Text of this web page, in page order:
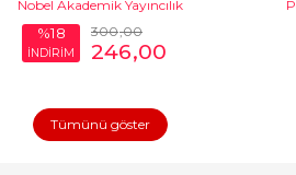
Nobel Akademik Yayıncılık
%18
İNDİRİM
300,00
246,00
Tümünü göster